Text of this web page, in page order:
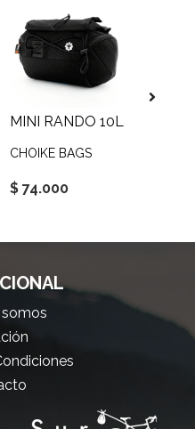
MINI RANDO 10L
CHOIKE BAGS
$ 74.000
somos